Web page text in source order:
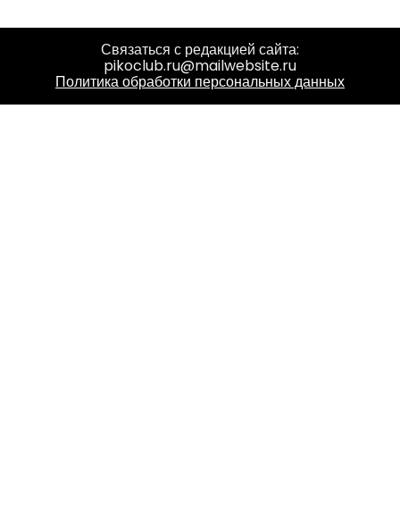
Связаться с редакцией сайта:
pikoclub.ru@mailwebsite.ru
Политика обработки персональных данных